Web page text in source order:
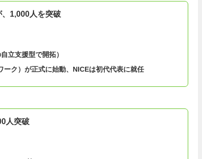
1,000人を突破
立支援型で開拓）
ク） が正式に始動、NICEは初代代表に就任
人突破